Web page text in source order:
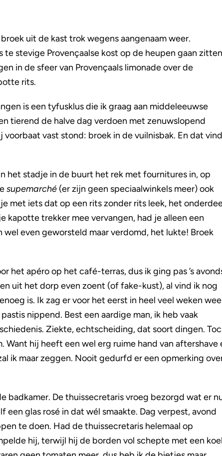
uit de kast trok wegens aangenaam weer.
stevige Provençaalse kost op de heupen gaan
in de sfeer van Provençaals limonade over de
rits.
is een tyfusklus die ik graag aan middeleeuwse
tierend de halve dag verdoen met zenuwslopend
vast stond: broek in de vuilnisbak. En dat vind
het stadje in de buurt het rek met fournitures in, op
supemarché(er zijn geen speciaalwinkels meer) ook
met iets dat op een rits zonder rits leek, het
kapotte trekker mee vervangen, had je alleen een
even geworsteld maar verdomd, het lukte! Broek
het apéro op het café-terras, dus ik ging pas ’s
uit het dorp even zoent (of fake-kust), al vind ik nog
is. Ik zag er voor het eerst in heel veel weken
nippend. Best een aardige man, ik heb vaak
Ziekte, echtscheiding, dat soort dingen.
Want hij heeft een wel erg ruime hand van aftershave
ik maar zeggen. Nooit gedurfd er een opmerking
badkamer. De thuissecretaris vroeg bezorgd wat er
een glas rosé in dat wél smaakte. Dag verpest, avond
te doen. Had de thuissecretaris helemaal op
hij, terwijl hij de borden vol schepte met een